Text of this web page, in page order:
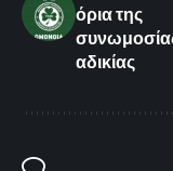
όρια της
αδικίας